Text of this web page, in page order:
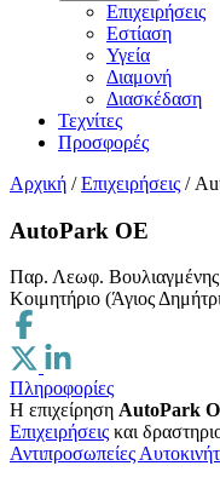
Επιχειρήσεις
Εστίαση
Υγεία
Διαμονή
Διασκέδαση
Τεχνίτες
Προσφορές
Αρχική / Επιχειρήσεις /
AutoPark OE
Παρ. Λεωφ.
Κοιμητήριο (Άγιος
Πληροφορίες
Η επιχείρηση AutoPark
Επιχειρήσεις και
Αντιπροσωπείες